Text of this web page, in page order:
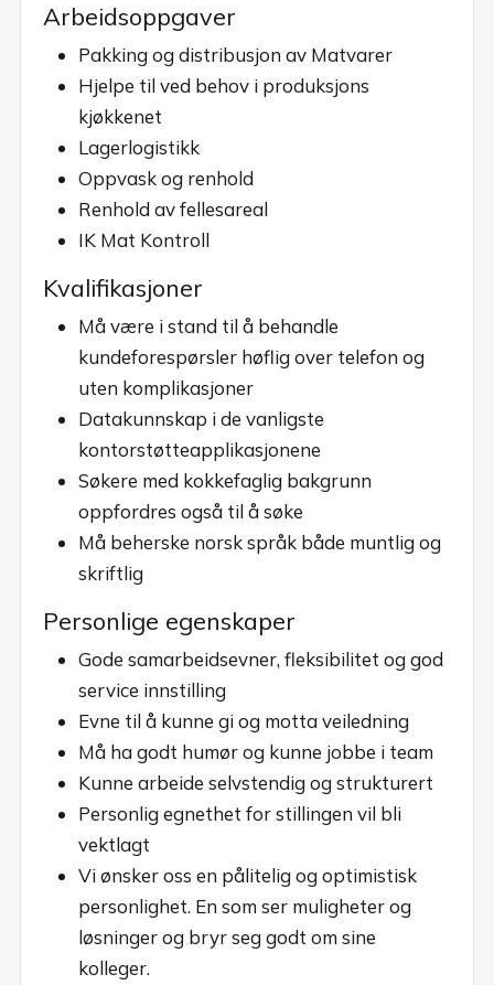
Arbeidsoppgaver
Pakking og distribusjon av Matvarer
Hjelpe til ved behov i produksjons
kjøkkenet
Lagerlogistikk
Oppvask og renhold
Renhold av fellesareal
IK Mat Kontroll
Kvalifikasjoner
Må være i stand til å behandle
kundeforespørsler høflig over telefon og
uten komplikasjoner
Datakunnskap i de vanligste
kontorstøtteapplikasjonene
Søkere med kokkefaglig bakgrunn
oppfordres også til å søke
Må beherske norsk språk både muntlig og
skriftlig
Personlige egenskaper
Gode samarbeidsevner, fleksibilitet og god
service innstilling
Evne til å kunne gi og motta veiledning
Må ha godt humør og kunne jobbe i team
Kunne arbeide selvstendig og strukturert
Personlig egnethet for stillingen vil bli
vektlagt
Vi ønsker oss en pålitelig og optimistisk
personlighet. En som ser muligheter og
løsninger og bryr seg godt om sine
kolleger.